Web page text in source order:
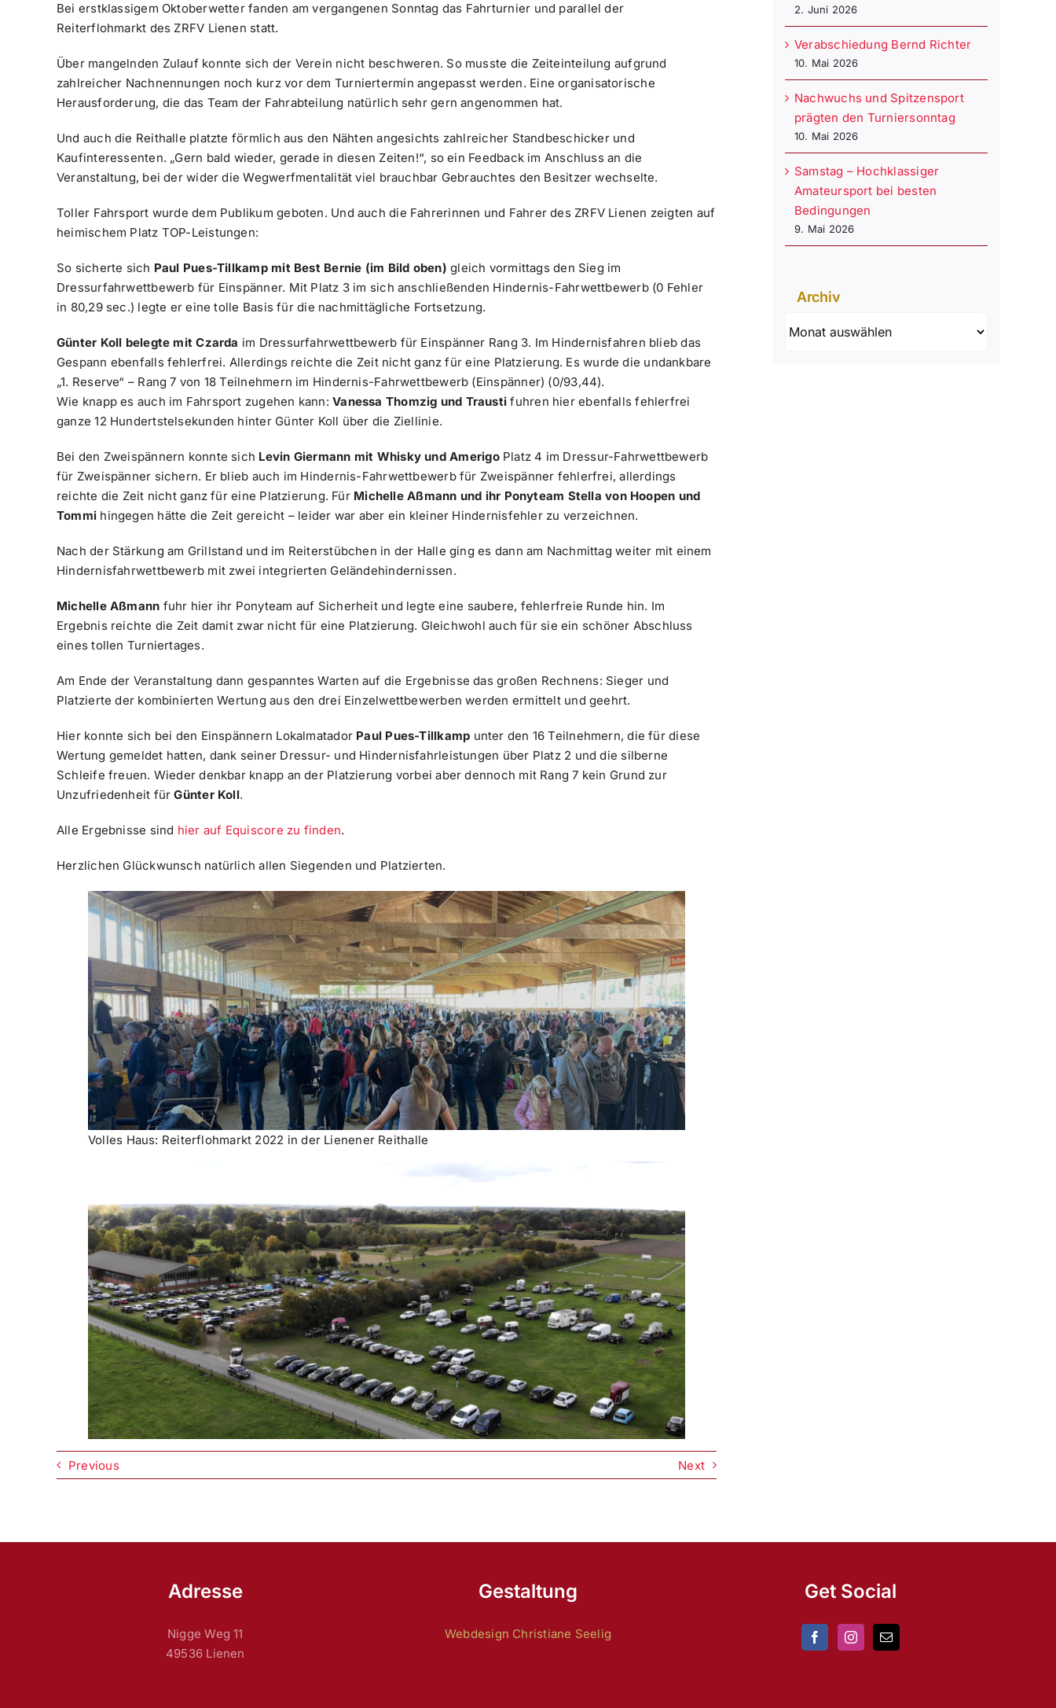
Bei erstklassigem Oktoberwetter fanden am vergangenen Sonntag das Fahrturnier und parallel der
Reiterflohmarkt des ZRFV Lienen statt.
Über mangelnden Zulauf konnte sich der Verein nicht beschweren. So musste die Zeiteinteilung aufgrund
zahlreicher Nachnennungen noch kurz vor dem Turniertermin angepasst werden. Eine organisatorische
Herausforderung, die das Team der Fahrabteilung natürlich sehr gern angenommen hat.
Und auch die Reithalle platzte förmlich aus den Nähten angesichts zahlreicher Standbeschicker und
Kaufinteressenten. „Gern bald wieder, gerade in diesen Zeiten!“, so ein Feedback im Anschluss an die
Veranstaltung, bei der wider die Wegwerfmentalität viel brauchbar Gebrauchtes den Besitzer wechselte.
Toller Fahrsport wurde dem Publikum geboten. Und auch die Fahrerinnen und Fahrer des ZRFV Lienen zeigten auf
heimischem Platz TOP-Leistungen:
So sicherte sich Paul Pues-Tillkamp mit Best Bernie (im Bild oben) gleich vormittags den Sieg im
Dressurfahrwettbewerb für Einspänner. Mit Platz 3 im sich anschließenden Hindernis-Fahrwettbewerb (0 Fehler
in 80,29 sec.) legte er eine tolle Basis für die nachmittägliche Fortsetzung.
Günter Koll belegte mit Czarda im Dressurfahrwettbewerb für Einspänner Rang 3. Im Hindernisfahren blieb das
Gespann ebenfalls fehlerfrei. Allerdings reichte die Zeit nicht ganz für eine Platzierung. Es wurde die undankbare
„1. Reserve“ – Rang 7 von 18 Teilnehmern im Hindernis-Fahrwettbewerb (Einspänner) (0/93,44).
Wie knapp es auch im Fahrsport zugehen kann:Vanessa Thomzig und Trausti fuhren hier ebenfalls fehlerfrei
ganze 12 Hundertstelsekunden hinter Günter Koll über die Ziellinie.
Bei den Zweispännern konnte sich Levin Giermann mit Whisky und Amerigo Platz 4 im Dressur-Fahrwettbewerb
für Zweispänner sichern. Er blieb auch im Hindernis-Fahrwettbewerb für Zweispänner fehlerfrei, allerdings
reichte die Zeit nicht ganz für eine Platzierung. Für Michelle Aßmann und ihr Ponyteam Stella von Hoopen und
Tommi hingegen hätte die Zeit gereicht – leider war aber ein kleiner Hindernisfehler zu verzeichnen.
Nach der Stärkung am Grillstand und im Reiterstübchen in der Halle ging es dann am Nachmittag weiter mit einem
Hindernisfahrwettbewerb mit zwei integrierten Geländehindernissen.
Michelle Aßmann fuhr hier ihr Ponyteam auf Sicherheit und legte eine saubere, fehlerfreie Runde hin. Im
Ergebnis reichte die Zeit damit zwar nicht für eine Platzierung. Gleichwohl auch für sie ein schöner Abschluss
eines tollen Turniertages.
Am Ende der Veranstaltung dann gespanntes Warten auf die Ergebnisse das großen Rechnens: Sieger und
Platzierte der kombinierten Wertung aus den drei Einzelwettbewerben werden ermittelt und geehrt.
Hier konnte sich bei den Einspännern Lokalmatador Paul Pues-Tillkamp unter den 16 Teilnehmern, die für diese
Wertung gemeldet hatten, dank seiner Dressur- und Hindernisfahrleistungen über Platz 2 und die silberne
Schleife freuen. Wieder denkbar knapp an der Platzierung vorbei aber dennoch mit Rang 7 kein Grund zur
Unzufriedenheit fürGünter Koll.
Alle Ergebnisse sind hier auf Equiscore zu finden.
Herzlichen Glückwunsch natürlich allen Siegenden und Platzierten.
Volles Haus: Reiterflohmarkt 2022 in der Lienener Reithalle
Previous Next
2. Juni 2026
Verabschiedung Bernd Richter
10. Mai 2026
Nachwuchs und Spitzensport
prägten den Turniersonntag
10. Mai 2026
Samstag – Hochklassiger
Amateursport bei besten
Bedingungen
9. Mai 2026
Archiv
Adresse
Nigge Weg 11
49536 Lienen
Gestaltung
Webdesign Christiane Seelig
Get Social